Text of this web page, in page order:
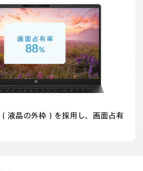
液晶の外枠）を採用し、画面占有